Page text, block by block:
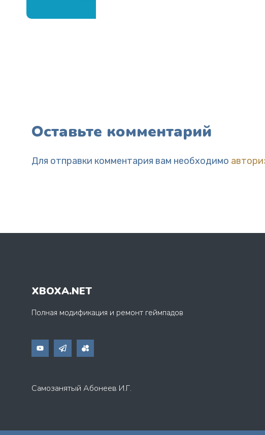
Оставьте комментарий
Для отправки комментария вам необходимо
XBOXA.NET
Полная модификация и ремонт геймпадов
Самозанятый Абонеев И.Г.